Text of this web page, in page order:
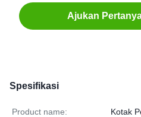
Ajukan
Spesifikasi
Product name: Kotak